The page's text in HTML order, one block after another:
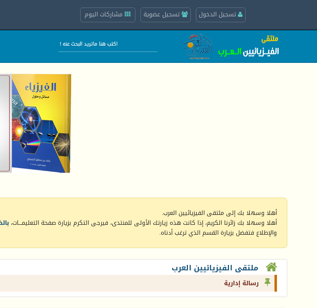
تسجيل الدخول تسجيل عضوية مشاركات اليوم
أهلا وسهلا بك إلى ملتقى الفيزيائيين العرب.
أهلا وسهلا بك زائرنا الكريم، إذا كانت هذه زيارتك الأولى للمنتدى، فيرجى التكرم بزيارة صفحة التعليمـــات،
والإطلاع فتفضل بزيارة القسم الذي ترغب أدناه.
ملتقى الفيزيائيين العرب
رسالة إدارية